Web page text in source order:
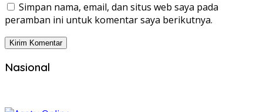
Simpan nama, email, dan situs web saya pada
peramban ini untuk komentar saya berikutnya.
Nasional